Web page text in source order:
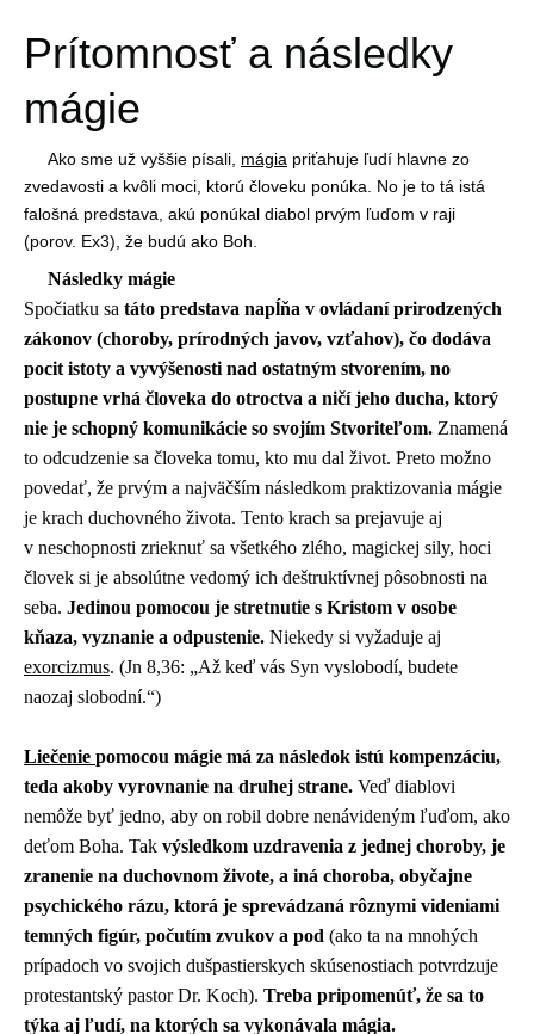
Prítomnosť a následky
mágie
Ako sme už vyššie písali, mágia priťahuje ľudí hlavne zo
zvedavosti a kvôli moci, ktorú človeku ponúka. No je to tá istá
falošná predstava, akú ponúkal diabol prvým ľuďom v raji
(porov. Ex3), že budú ako Boh.
Následky mágie
Spočiatku sa táto predstava napĺňa v ovládaní prirodzených
zákonov (choroby, prírodných javov, vzťahov), čo dodáva
pocit istoty a vyvýšenosti nad ostatným stvorením, no
postupne vrhá človeka do otroctva a ničí jeho ducha, ktorý
nie je schopný komunikácie so svojím Stvoriteľom. Znamená
to odcudzenie sa človeka tomu, kto mu dal život. Preto možno
povedať, že prvým a najväčším následkom praktizovania mágie
je krach duchovného života. Tento krach sa prejavuje aj
v neschopnosti zrieknuť sa všetkého zlého, magickej sily, hoci
človek si je absolútne vedomý ich deštruktívnej pôsobnosti na
seba. Jedinou pomocou je stretnutie s Kristom v osobe
kňaza, vyznanie a odpustenie. Niekedy si vyžaduje aj
exorcizmus. (Jn 8,36: „Až keď vás Syn vyslobodí, budete
naozaj slobodní.“)
Liečenie pomocou mágie má za následok istú kompenzáciu,
teda akoby vyrovnanie na druhej strane. Veď diablovi
nemôže byť jedno, aby on robil dobre nenávideným ľuďom, ako
deťom Boha. Tak výsledkom uzdravenia z jednej choroby, je
zranenie na duchovnom živote, a iná choroba, obyčajne
psychického rázu, ktorá je sprevádzaná rôznymi videniami
temných figúr, počutím zvukov a pod (ako ta na mnohých
prípadoch vo svojich dušpastierskych skúsenostiach potvrdzuje
protestantský pastor Dr. Koch). Treba pripomenúť, že sa to
týka aj ľudí, na ktorých sa vykonávala mágia.